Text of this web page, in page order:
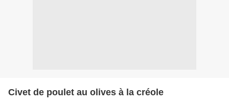
Civet de poulet au olives à la créole